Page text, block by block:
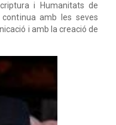
i Humanitats de
continua amb les seves
i amb la creació de